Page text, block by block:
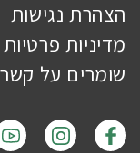
הצהרת נגישות
מדיניות פרטיות
שומרים על קשר